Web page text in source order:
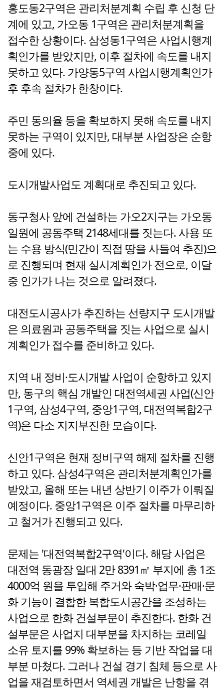
홍도동2구역은 관리처분계획 수립 후 신청 단
계에 있고, 가오동 1구역은 관리처분계획을
접수한 상황이다. 삼성동1구역은 사업시행계
획인가를 받았지만, 이후 절차에 속도를 내지
못하고 있다. 가양동5구역 사업시행계획인가
후 후속 절차가 한창이다.
주민 동의율 등을 확보하지 못해 속도를 내지
못하는 구역이 있지만, 대부분 사업장은 순항
중에 있다.
도시개발사업도 계획대로 추진되고 있다.
동구청사 앞에 건설하는 가오2지구는 가오동
일원에 공동주택 2148세대를 짓는다. 사용 또
는 수용 방식(민간이 직접 땅을 사들여 추진)으
로 진행되며 현재 실시계획인가 전으로, 이달
중 인가가 나는 것으로 알려졌다.
대전도시공사가 추진하는 선량지구 도시개발
은 의료원과 공동주택을 짓는 사업으로 실시
계획인가 접수를 준비하고 있다.
지역 내 정비·도시개발 사업이 순항하고 있지
만, 동구의 핵심 개발인 대전역세권 사업(신안
1구역, 삼성4구역, 중앙1구역, 대전역복합2구
역)은 다소 지지부진한 모습이다.
신안1구역은 현재 정비구역 해제 절차를 진행
하고 있다. 삼성4구역은 관리처분계획인가를
받았고, 올해 또는 내년 상반기 이주가 이뤄질
예정이다. 중앙1구역은 이주 절차를 마무리하
고 철거가 진행되고 있다.
문제는 '대전역복합2구역'이다. 해당 사업은
대전역 동광장 일대 2만 8391㎡ 부지에 총 1조
4000억 원을 투입해 주거와 숙박·업무·판매·문
화 기능이 결합한 복합도시공간을 조성하는
사업으로 한화 건설부문이 추진한다. 한화 건
설부문은 사업지 대부분을 차지하는 코레일
소유 토지를 99% 확보하는 등 기반 작업을 대
부분 마쳤다. 그러나 건설 경기 침체 등으로 사
업을 재검토하면서 역세권 개발은 난항을 겪